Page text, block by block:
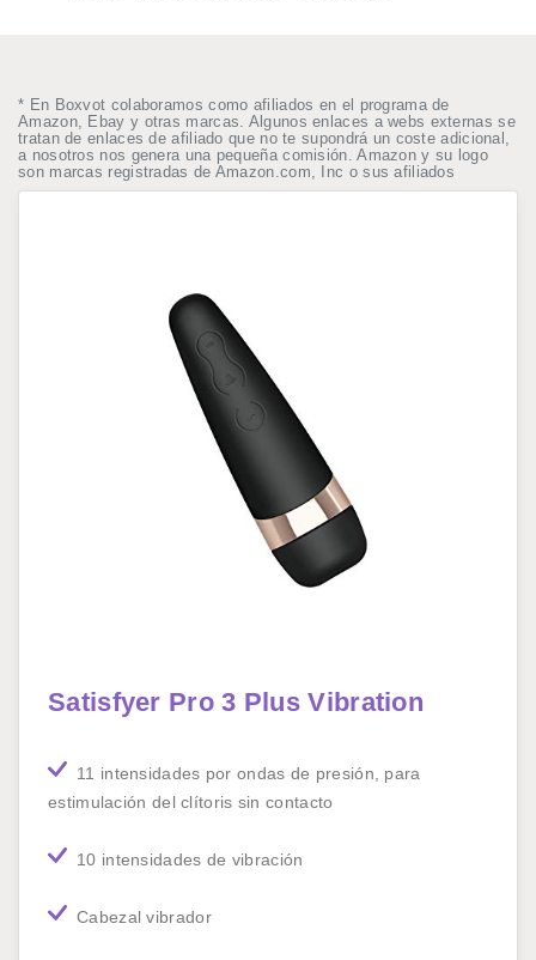
* En Boxvot colaboramos como afiliados en el programa de
Amazon, Ebay y otras marcas. Algunos enlaces a webs externas se
tratan de enlaces de afiliado que no te supondrá un coste adicional,
a nosotros nos genera una pequeña comisión. Amazon y su logo
son marcas registradas de Amazon.com, Inc o sus afiliados
Satisfyer Pro 3 Plus Vibration
11 intensidades por ondas de presión, para
estimulación del clítoris sin contacto
10 intensidades de vibración
Cabezal vibrador